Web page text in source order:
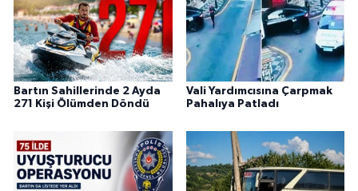
Bartın Sahillerinde 2 Ayda
271 Kişi Ölümden Döndü
Vali Yardımcısına Çarpmak
Pahalıya Patladı